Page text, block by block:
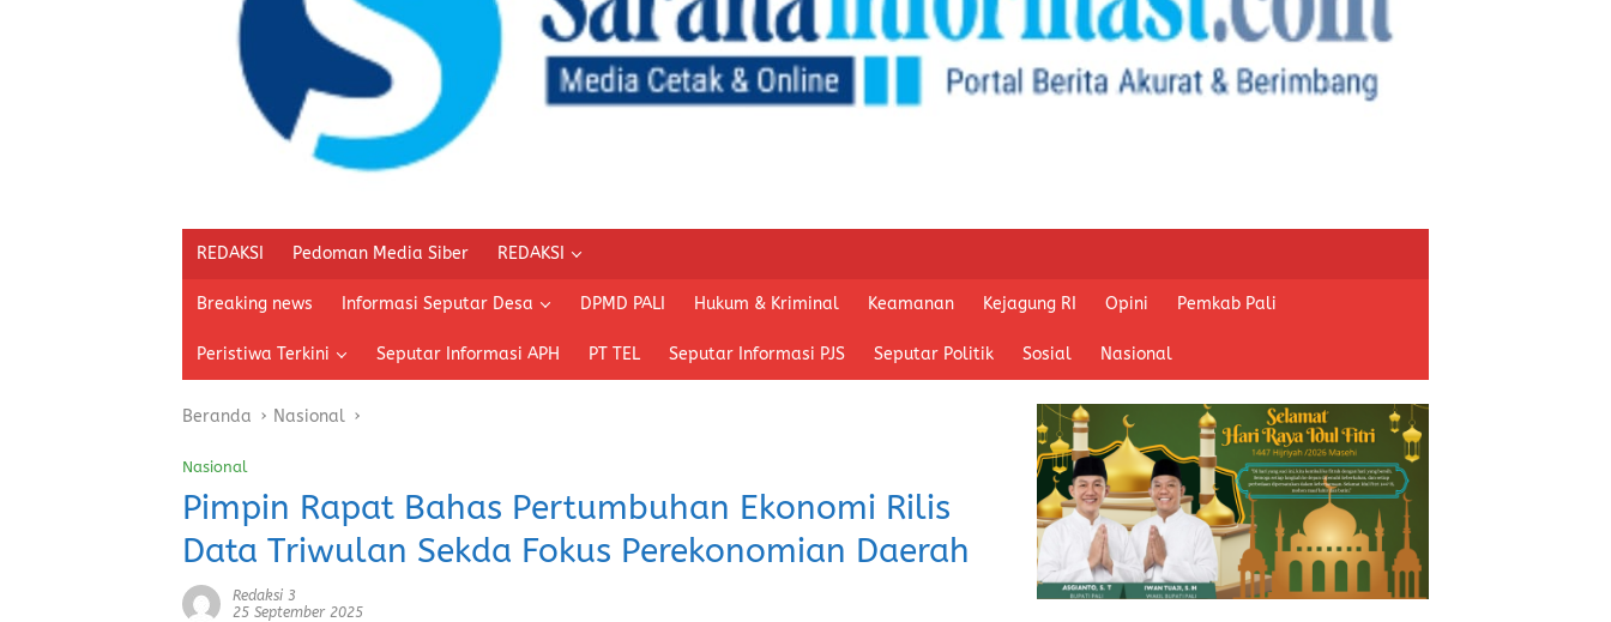
REDAKSI Pedoman Media Siber REDAKSI
Breaking news Informasi Seputar Desa DPMD PALI Hukum & Kriminal Keamanan Kejagung RI Opini Pemkab Pali
Peristiwa Terkini Seputar Informasi APH PT TEL Seputar Informasi PJS Seputar Politik Sosial Nasional
Beranda Nasional
Nasional
Pimpin Rapat Bahas Pertumbuhan Ekonomi Rilis
Data Triwulan Sekda Fokus Perekonomian Daerah
Redaksi 3
25 September 2025